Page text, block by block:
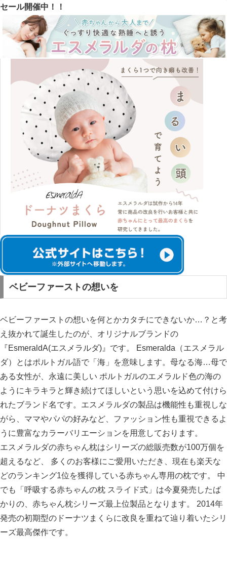
セール開催中！！
ベビーファーストの想いを
ベビーファーストの想いを何とかカタチにできないか…？と考
え抜かれて誕生したのが、オリジナルブランドの
『EsmeraldA(エスメラルダ)』です。 Esmeralda（エスメラル
ダ）とはポルトガル語で「海」を意味します。母なる海…母で
ある女性が、永遠に美しい ポルトガルのエメラルド色の海の
ようにキラキラと輝き続けてほしいという思いを込めて付けら
れたブランド名です。エスメラルダの製品は機能性も重視しな
がら、ママやパパの好みなど、ファッション性も重視できるよ
うに豊富なカラーバリエーションを用意しております。
エスメラルダの赤ちゃん枕はシリーズの総販売数が100万個を
超えるなど、 多くのお客様にご愛用いただき、現在も楽天な
どのランキング1位を獲得している赤ちゃん専用の枕です。 中
でも「呼吸する赤ちゃんの枕 スライド式」は今夏発売したば
かりの、赤ちゃん枕シリーズ最上位製品となります。 2014年
発売の初期型のドーナツまくらに改良を重ねて辿り着いたシリ
ーズ最高傑作です。